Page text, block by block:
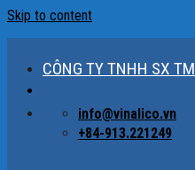
Skip to content
CÔNG TY TNHH SX
info@vinalico.vn
+84-913.221249